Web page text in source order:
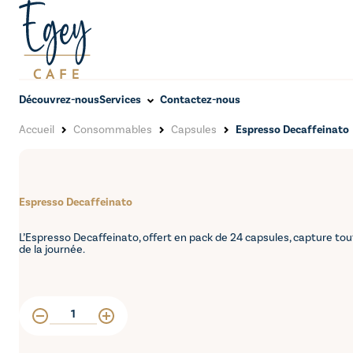
Découvrez-nousServices Contactez-nous
Accueil Consommables Capsules Espresso Decaffeinato
Espresso Decaffeinato
L’Espresso Decaffeinato, offert en pack de 24 capsules, capture
de la journée.
quantité